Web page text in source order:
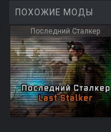
ПОХОЖИЕ МОДЫ
Последний Сталкер